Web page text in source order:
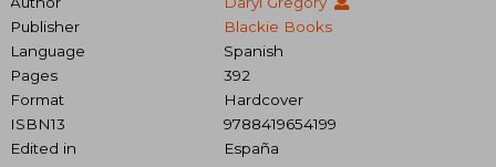
Publisher
Blackie Books
Language
Spanish
Pages
392
Format
Hardcover
ISBN13
9788419654199
Edited in
España